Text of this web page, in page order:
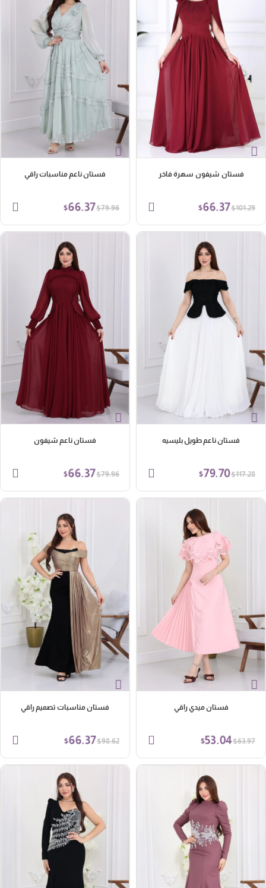
فستان شيفون سهرة فاخر
$101.29
$66.37
فستان ناعم مناسبات راقي
$79.96
$66.37
فستان ناعم طويل بليسيه
$117.28
$79.70
فستان ناعم شيفون
$79.96
$66.37
فستان ميدي راقي
$63.97
$53.04
فستان مناسبات تصميم راقي
$98.62
$66.37